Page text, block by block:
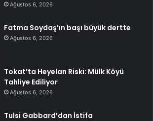
Ağustos 6, 2026
Fatma Soydaş’ın başı büyük dertte
Ağustos 6, 2026
Tokat’ta Heyelan Riski: Mülk Köyü
Tahliye Ediliyor
Ağustos 6, 2026
Tulsi Gabbard’dan İstifa